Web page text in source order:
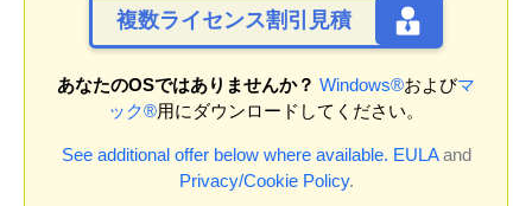
複数ライセンス割引見積
あなたのOSではありませんか？ Windows®およびマ
ック®用にダウンロードしてください。
See additional offer below where available. EULAand
Privacy/Cookie Policy.